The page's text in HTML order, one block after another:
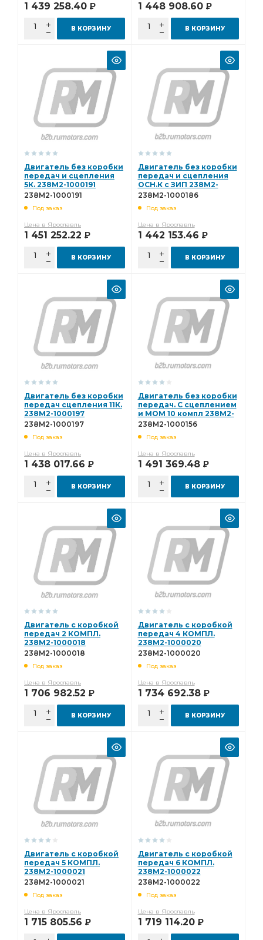
1 439 258.40 Р
В КОРЗИНУ
1 448 908.60 Р
В КОРЗИНУ
Двигатель без коробки
передач и сцепления
5К. 238М2-1000191
238М2-1000191
Под заказ
Цена в Ярославль
1 451 252.22 Р
В КОРЗИНУ
Двигатель без коробки
передач и сцепления
ОСН.К с ЗИП 238М2-
1000186
238М2-1000186
Под заказ
Цена в Ярославль
1 442 153.46 Р
В КОРЗИНУ
Двигатель без коробки
передач сцепления 11К.
238М2-1000197
238М2-1000197
Под заказ
Цена в Ярославль
1 438 017.66 Р
В КОРЗИНУ
Двигатель без коробки
передач. С сцеплением
и МОМ 10 компл 238М2-
1000156
238М2-1000156
Под заказ
Цена в Ярославль
1 491 369.48 Р
В КОРЗИНУ
Двигатель с коробкой
передач 2 КОМПЛ.
238М2-1000018
238М2-1000018
Под заказ
Цена в Ярославль
1 706 982.52 Р
В КОРЗИНУ
Двигатель с коробкой
передач 4 КОМПЛ.
238М2-1000020
238М2-1000020
Под заказ
Цена в Ярославль
1 734 692.38 Р
В КОРЗИНУ
Двигатель с коробкой
передач 5 КОМПЛ.
238М2-1000021
238М2-1000021
Под заказ
Цена в Ярославль
1 715 805.56 Р
Двигатель с коробкой
передач 6 КОМПЛ.
238М2-1000022
238М2-1000022
Под заказ
Цена в Ярославль
1 719 114.20 Р